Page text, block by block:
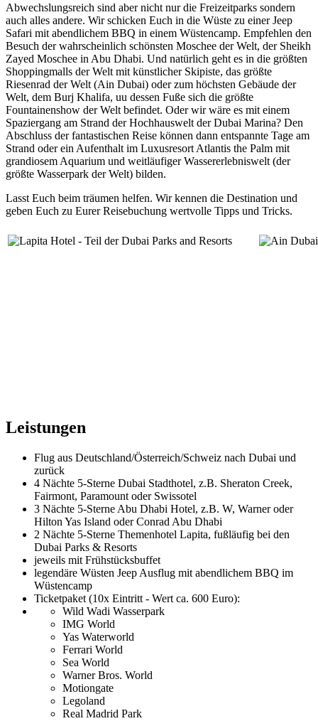
Abwechslungsreich sind aber nicht nur die Freizeitparks sondern
auch alles andere. Wir schicken Euch in die Wüste zu einer Jeep
Safari mit abendlichem BBQ in einem Wüstencamp. Empfehlen den
Besuch der wahrscheinlich schönsten Moschee der Welt, der Sheikh
Zayed Moschee in Abu Dhabi. Und natürlich geht es in die größten
Shoppingmalls der Welt mit künstlicher Skipiste, das größte
Riesenrad der Welt (Ain Dubai) oder zum höchsten Gebäude der
Welt, dem Burj Khalifa, uu dessen Fuße sich die größte
Fountainenshow der Welt befindet. Oder wir wäre es mit einem
Spaziergang am Strand der Hochhauswelt der Dubai Marina? Den
Abschluss der fantastischen Reise können dann entspannte Tage am
Strand oder ein Aufenthalt im Luxusresort Atlantis the Palm mit
grandiosem Aquarium und weitläufiger Wassererlebniswelt (der
größte Wasserpark der Welt) bilden.
Lasst Euch beim träumen helfen. Wir kennen die Destination und
geben Euch zu Eurer Reisebuchung wertvolle Tipps und Tricks.
Leistungen
Flug aus Deutschland/Österreich/Schweiz nach Dubai und
zurück
4 Nächte 5-Sterne Dubai Stadthotel, z.B. Sheraton Creek,
Fairmont, Paramount oder Swissotel
3 Nächte 5-Sterne Abu Dhabi Hotel, z.B. W, Warner oder
Hilton Yas Island oder Conrad Abu Dhabi
2 Nächte 5-Sterne Themenhotel Lapita, fußläufig bei den
Dubai Parks & Resorts
jeweils mit Frühstücksbuffet
legendäre Wüsten Jeep Ausflug mit abendlichem BBQ im
Wüstencamp
Ticketpaket (10x Eintritt - Wert ca. 600 Euro):
Wild Wadi Wasserpark
IMG World
Yas Waterworld
Ferrari World
Sea World
Warner Bros. World
Motiongate
Legoland
Real Madrid Park